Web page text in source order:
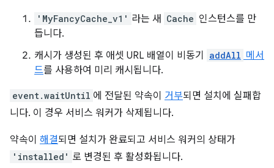
'MyFancyCache_v1' 라는 새 Cache 인스턴스를 만
듭니다.
캐시가 생성된 후 애셋 URL 배열이 비동기
addAll 메서
드를 사용하여 미리 캐시됩니다.
event.waitUntil 에 전달된 약속이 거부되면 설치에 실패합
니다. 이 경우 서비스 워커가 삭제됩니다.
약속이 해결되면 설치가 완료되고 서비스 워커의 상태가
'installed' 로 변경된 후 활성화됩니다.